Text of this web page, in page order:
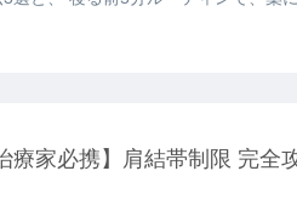
療家必携】肩結帯制限 完全